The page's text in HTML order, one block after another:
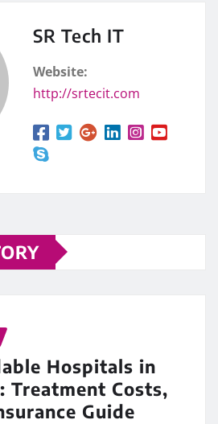
SR Tech IT
Website:
http://srtecit.com
Hospitals in
Treatment Costs,
Guide